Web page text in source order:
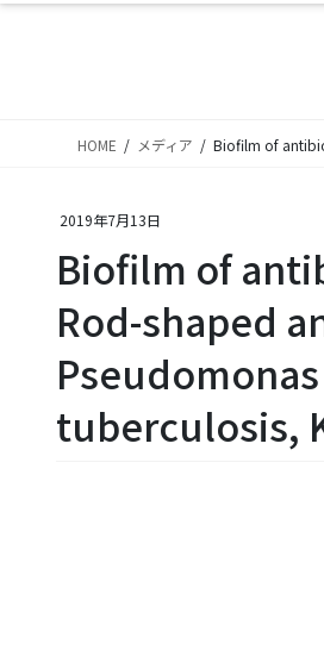
HOME メディア Biofilm of
2019年7月13日
Biofilm of
Rod-shaped
tuberculosis,